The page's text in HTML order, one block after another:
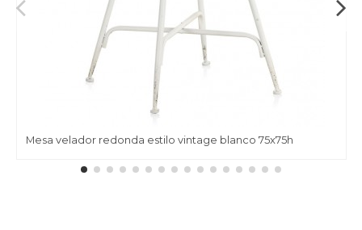
Mesa velador redonda estilo vintage blanco 75x75h